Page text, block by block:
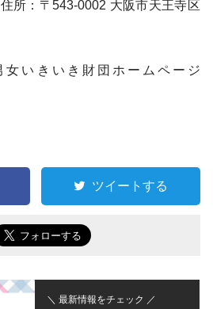
所：〒543-0002 大阪市天王寺区
女いきいき財団ホームページ
ツイートする
＼ 最新情報をチェック ／